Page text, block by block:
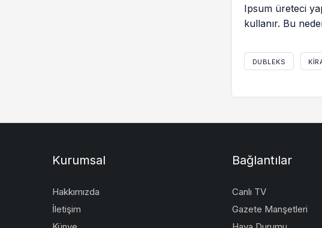
Ipsum üreteci
kullanır. Bu
DUBLEKS
Kurumsal
Hakkımızda
İletişim
Bağlantılar
Canlı TV
Gazete Manşetleri